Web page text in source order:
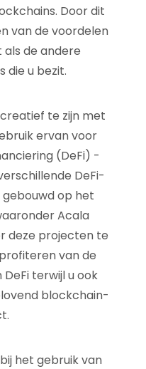
Door dit
van de voordelen
als de andere
die u bezit.
te zijn met
ervan voor
(DeFi) -
DeFi-
op het
Acala
deze projecten te
van de
terwijl u ook
blockchain-
het gebruik van